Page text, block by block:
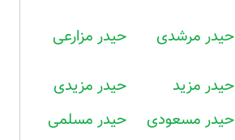
حیدر مرشدی حیدر مزارعی
حیدر مزید
حیدر مزیدی
حیدر مسعودی حیدر مسلمی